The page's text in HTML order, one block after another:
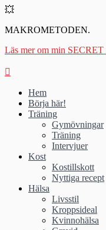
💥
MAKROMETODEN.
Läs mer om min
Hem
Börja här!
Träning
Gymövningar
Träning
Intervjuer
Kost
Kostillskott
Nyttiga recept
Hälsa
Livsstil
Kroppsideal
Kvinnohälsa